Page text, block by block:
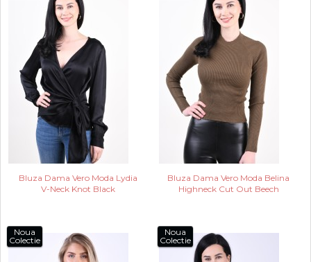
Bluza Dama Vero Moda Lydia
V-Neck Knot Black
Bluza Dama Vero Moda Belina
Highneck Cut Out Beech
Noua
Colectie
Noua
Colectie